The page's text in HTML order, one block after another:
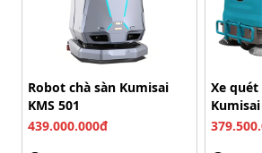
Hệ thống điều khiển
Robot chà sàn Kumisai
KMS 501
439.000.000đ
Xe quét
Kumisai